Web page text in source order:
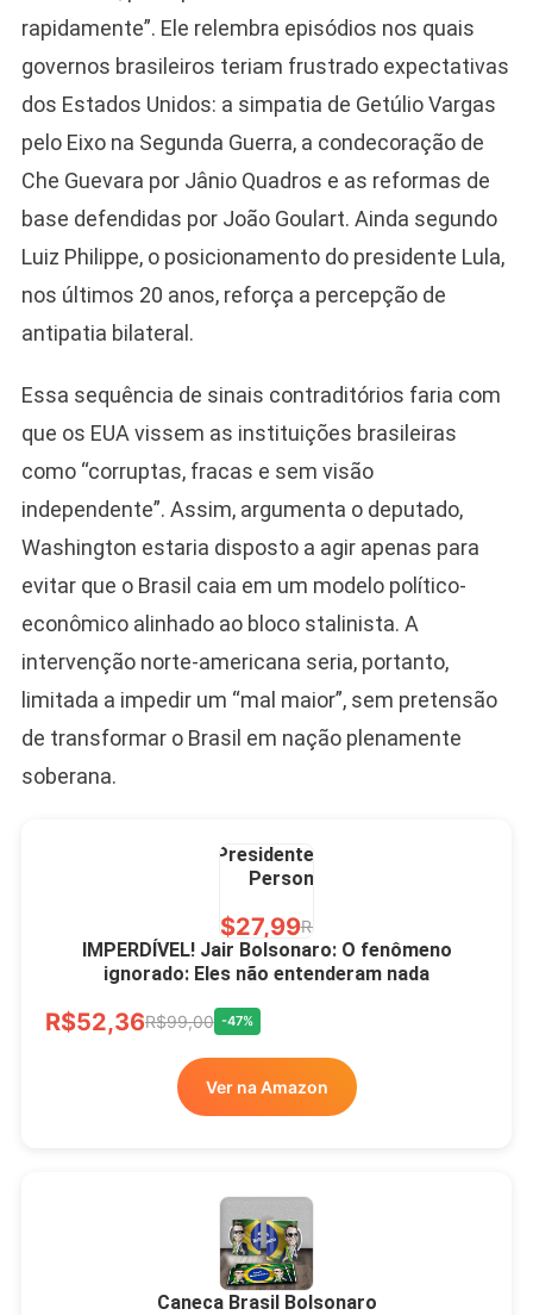
rapidamente”. Ele relembra episódios nos quais
governos brasileiros teriam frustrado expectativas
dos Estados Unidos: a simpatia de Getúlio Vargas
pelo Eixo na Segunda Guerra, a condecoração de
Che Guevara por Jânio Quadros e as reformas de
base defendidas por João Goulart. Ainda segundo
Luiz Philippe, o posicionamento do presidente Lula,
nos últimos 20 anos, reforça a percepção de
antipatia bilateral.
Essa sequência de sinais contraditórios faria com
que os EUA vissem as instituições brasileiras
como “corruptas, fracas e sem visão
independente”. Assim, argumenta o deputado,
Washington estaria disposto a agir apenas para
evitar que o Brasil caia em um modelo político-
econômico alinhado ao bloco stalinista. A
intervenção norte-americana seria, portanto,
limitada a impedir um “mal maior”, sem pretensão
de transformar o Brasil em nação plenamente
soberana.
Camiseta Camisa
Bolsonaro Presidente
2026 Pátria Brasil 6 X
10,00 S/JUROS
R$60,00R$99,00 -39%
Ver no MERCADO
LIVRE
Presidente Porcelana
Personalizada
R$27,99R$49,00
Xícara Bolsonaro
Brasão Deus Acima De
Todos
IMPERDÍVEL! Jair Bolsonaro: O fenômeno
ignorado: Eles não entenderam nada
R$52,36R$99,00 -47%
Ver na Amazon
Caneca Brasil Bolsonaro